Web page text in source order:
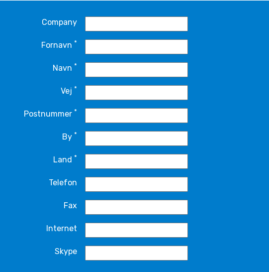
Company
Fornavn *
Navn *
Vej *
Postnummer *
By *
Land *
Telefon
Fax
Internet
Skype